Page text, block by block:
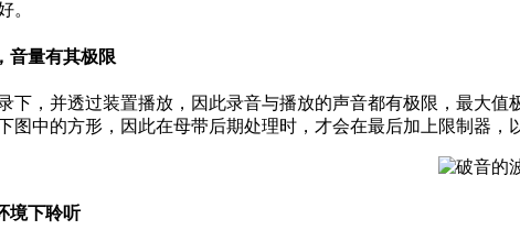
。
音量有其极限
下，并透过装置播放，因此录音与播放的声音都有极限，最大值
图中的方形，因此在母带后期处理时，才会在最后加上限制器，
境下聆听